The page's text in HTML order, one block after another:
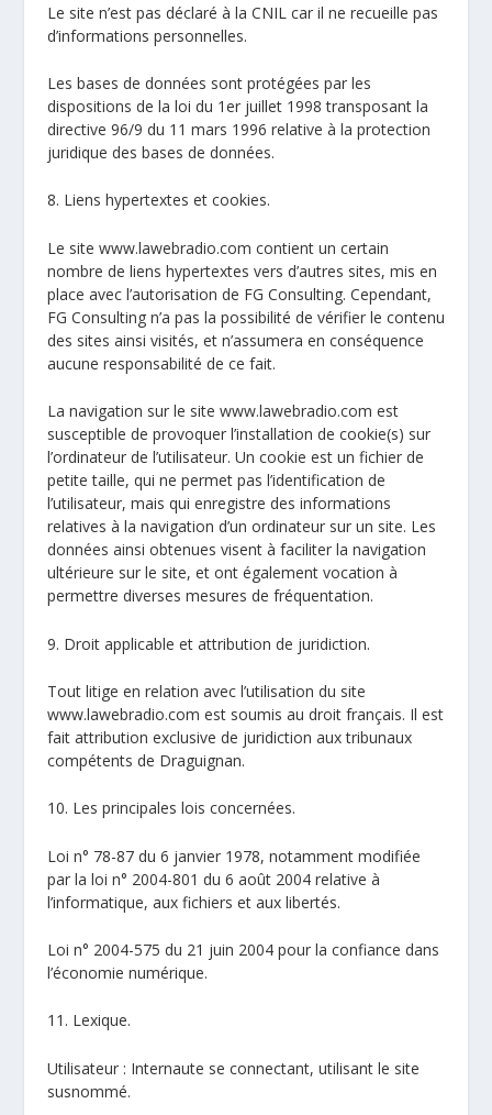
Le site n’est pas déclaré à la CNIL car il ne recueille pas
d’informations personnelles.
Les bases de données sont protégées par les
dispositions de la loi du 1er juillet 1998 transposant la
directive 96/9 du 11 mars 1996 relative à la protection
juridique des bases de données.
8. Liens hypertextes et cookies.
Le site www.lawebradio.com contient un certain
nombre de liens hypertextes vers d’autres sites, mis en
place avec l’autorisation de FG Consulting. Cependant,
FG Consulting n’a pas la possibilité de vérifier le contenu
des sites ainsi visités, et n’assumera en conséquence
aucune responsabilité de ce fait.
La navigation sur le site www.lawebradio.com est
susceptible de provoquer l’installation de cookie(s) sur
l’ordinateur de l’utilisateur. Un cookie est un fichier de
petite taille, qui ne permet pas l’identification de
l’utilisateur, mais qui enregistre des informations
relatives à la navigation d’un ordinateur sur un site. Les
données ainsi obtenues visent à faciliter la navigation
ultérieure sur le site, et ont également vocation à
permettre diverses mesures de fréquentation.
9. Droit applicable et attribution de juridiction.
Tout litige en relation avec l’utilisation du site
www.lawebradio.com est soumis au droit français. Il est
fait attribution exclusive de juridiction aux tribunaux
compétents de Draguignan.
10. Les principales lois concernées.
Loi n° 78-87 du 6 janvier 1978, notamment modifiée
par la loi n° 2004-801 du 6 août 2004 relative à
l’informatique, aux fichiers et aux libertés.
Loi n° 2004-575 du 21 juin 2004 pour la confiance dans
l’économie numérique.
11. Lexique.
Utilisateur : Internaute se connectant, utilisant le site
susnommé.